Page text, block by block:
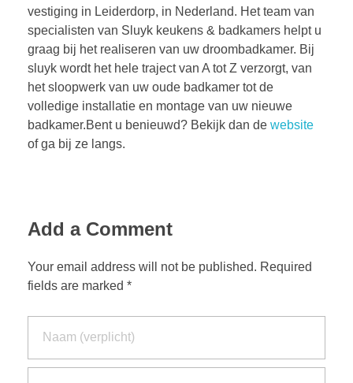
vestiging in Leiderdorp, in Nederland. Het team van
specialisten van Sluyk keukens & badkamers helpt u
graag bij het realiseren van uw droombadkamer. Bij
sluyk wordt het hele traject van A tot Z verzorgt, van
het sloopwerk van uw oude badkamer tot de
volledige installatie en montage van uw nieuwe
badkamer.Bent u benieuwd? Bekijk dan de website
of ga bij ze langs.
Add a Comment
Your email address will not be published. Required
fields are marked *